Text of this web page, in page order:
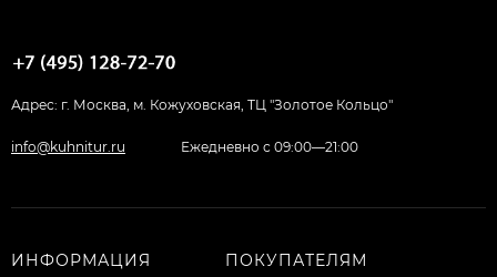
Адрес: г. Москва, м. Кожуховская, ТЦ "Золотое Кольцо"
info@kuhnitur.ru Ежедневно с 09:00—21:00
ИНФОРМАЦИЯ ПОКУПАТЕЛЯМ